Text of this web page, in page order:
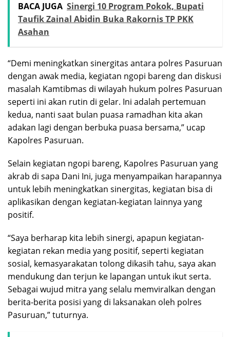
BACA JUGA Sinergi 10 Program Pokok, Bupati
Taufik Zainal Abidin Buka Rakornis TP PKK
Asahan
“Demi meningkatkan sinergitas antara polres Pasuruan
dengan awak media, kegiatan ngopi bareng dan diskusi
masalah Kamtibmas di wilayah hukum polres Pasuruan
seperti ini akan rutin di gelar. Ini adalah pertemuan
kedua, nanti saat bulan puasa ramadhan kita akan
adakan lagi dengan berbuka puasa bersama,” ucap
Kapolres Pasuruan.
Selain kegiatan ngopi bareng, Kapolres Pasuruan yang
akrab di sapa Dani Ini, juga menyampaikan harapannya
untuk lebih meningkatkan sinergitas, kegiatan bisa di
aplikasikan dengan kegiatan-kegiatan lainnya yang
positif.
“Saya berharap kita lebih sinergi, apapun kegiatan-
kegiatan rekan media yang positif, seperti kegiatan
sosial, kemasyarakatan tolong dikasih tahu, saya akan
mendukung dan terjun ke lapangan untuk ikut serta.
Sebagai wujud mitra yang selalu memviralkan dengan
berita-berita posisi yang di laksanakan oleh polres
Pasuruan,” tuturnya.